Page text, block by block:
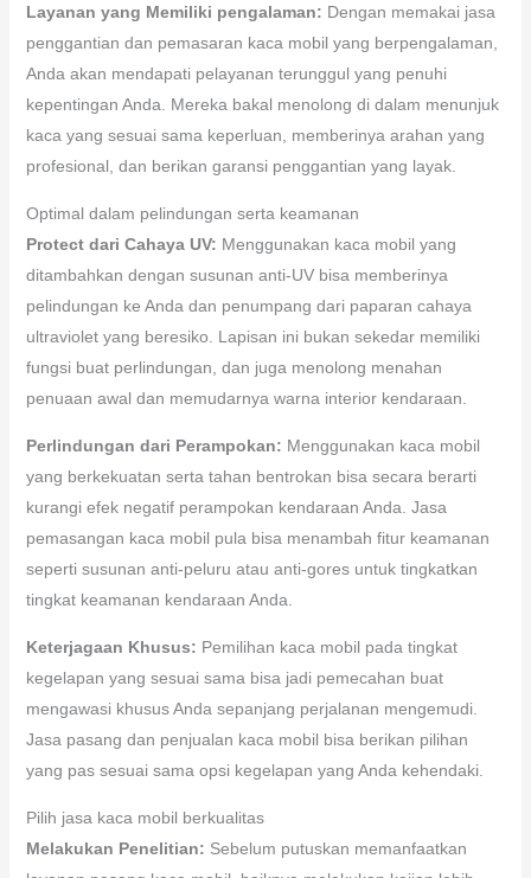
Layanan yang Memiliki pengalaman: Dengan memakai jasa
penggantian dan pemasaran kaca mobil yang berpengalaman,
Anda akan mendapati pelayanan terunggul yang penuhi
kepentingan Anda. Mereka bakal menolong di dalam menunjuk
kaca yang sesuai sama keperluan, memberinya arahan yang
profesional, dan berikan garansi penggantian yang layak.
Optimal dalam pelindungan serta keamanan
Protect dari Cahaya UV: Menggunakan kaca mobil yang
ditambahkan dengan susunan anti-UV bisa memberinya
pelindungan ke Anda dan penumpang dari paparan cahaya
ultraviolet yang beresiko. Lapisan ini bukan sekedar memiliki
fungsi buat perlindungan, dan juga menolong menahan
penuaan awal dan memudarnya warna interior kendaraan.
Perlindungan dari Perampokan: Menggunakan kaca mobil
yang berkekuatan serta tahan bentrokan bisa secara berarti
kurangi efek negatif perampokan kendaraan Anda. Jasa
pemasangan kaca mobil pula bisa menambah fitur keamanan
seperti susunan anti-peluru atau anti-gores untuk tingkatkan
tingkat keamanan kendaraan Anda.
Keterjagaan Khusus: Pemilihan kaca mobil pada tingkat
kegelapan yang sesuai sama bisa jadi pemecahan buat
mengawasi khusus Anda sepanjang perjalanan mengemudi.
Jasa pasang dan penjualan kaca mobil bisa berikan pilihan
yang pas sesuai sama opsi kegelapan yang Anda kehendaki.
Pilih jasa kaca mobil berkualitas
Melakukan Penelitian: Sebelum putuskan memanfaatkan